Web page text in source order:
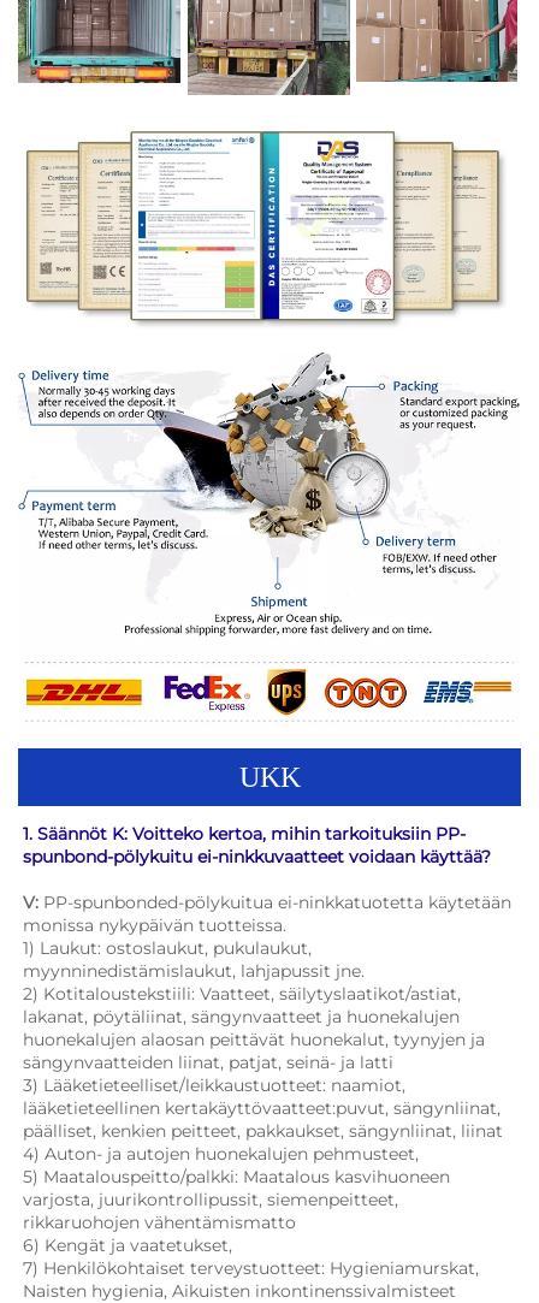
UKK
1. Säännöt K: Voitteko kertoa, mihin tarkoituksiin PP-
spunbond-pölykuitu ei-ninkkuvaatteet voidaan käyttää?
V: PP-spunbonded-pölykuitua ei-ninkkatuotetta käytetään
monissa nykypäivän tuotteissa.
1) Laukut: ostoslaukut, pukulaukut,
myynninedistämislaukut, lahjapussit jne.
2) Kotitaloustekstiili: Vaatteet, säilytyslaatikot/astiat,
lakanat, pöytäliinat, sängynvaatteet ja huonekalujen
huonekalujen alaosan peittävät huonekalut, tyynyjen ja
sängynvaatteiden liinat, patjat, seinä- ja latti
3) Lääketieteelliset/leikkaustuotteet: naamiot,
lääketieteellinen kertakäyttövaatteet:puvut, sängynliinat,
päälliset, kenkien peitteet, pakkaukset, sängynliinat, liinat
4) Auton- ja autojen huonekalujen pehmusteet,
5) Maatalouspeitto/palkki: Maatalous kasvihuoneen
varjosta, juurikontrollipussit, siemenpeitteet,
rikkaruohojen vähentämismatto
6) Kengät ja vaatetukset,
7) Henkilökohtaiset terveystuotteet: Hygieniamurskat,
Naisten hygienia, Aikuisten inkontinenssivalmisteet